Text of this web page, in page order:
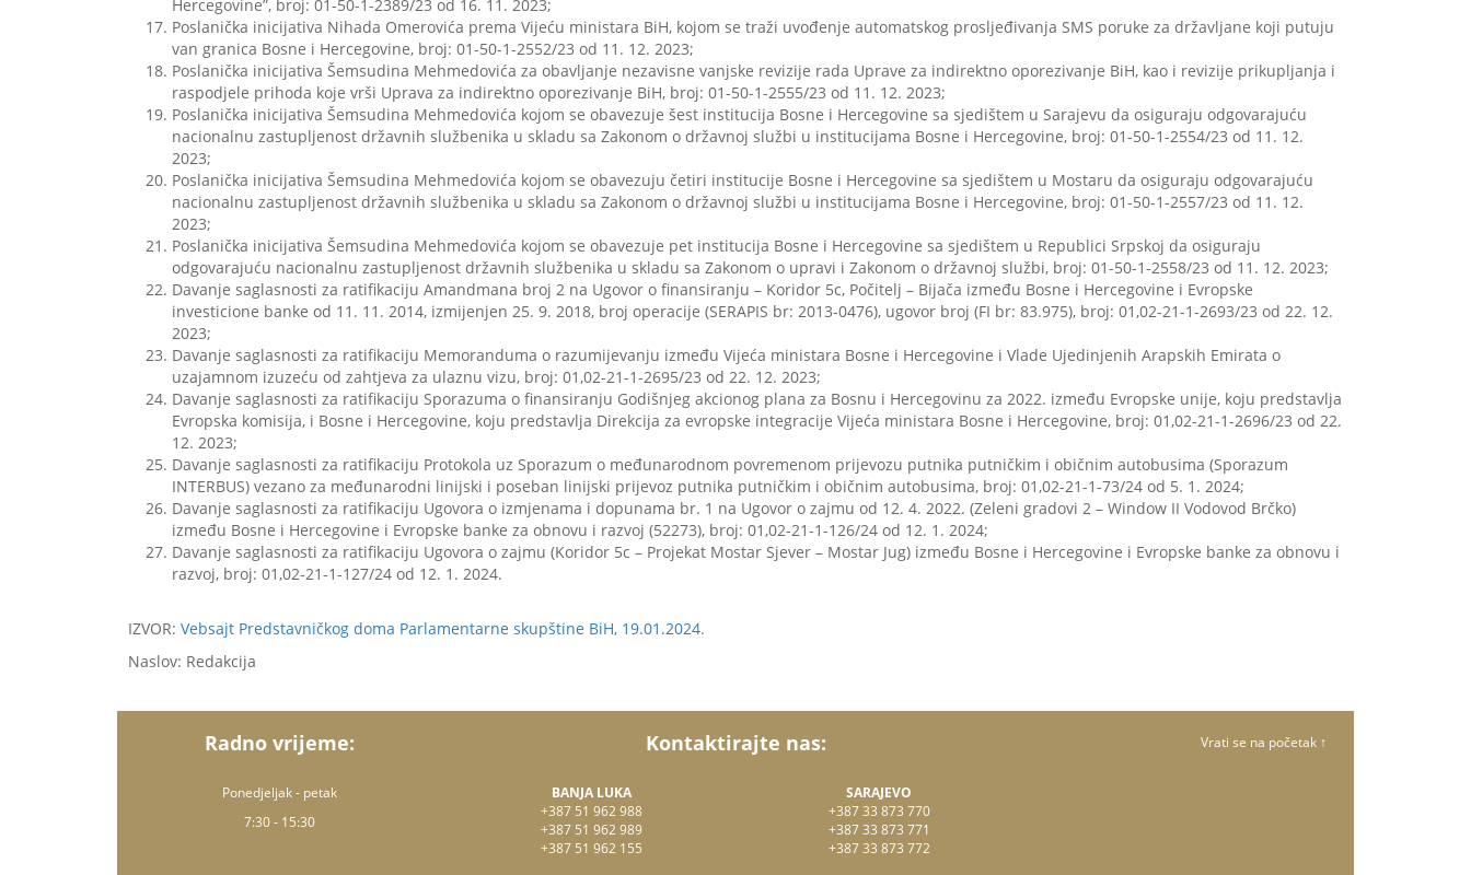
Hercegovine”, broj: 01-50-1-2389/23 od 16. 11. 2023;
Poslanička inicijativa Nihada Omerovića prema Vijeću ministara BiH, kojom se traži uvođenje automatskog prosljeđivanja SMS poruke za državljane koji putuju
van granica Bosne i Hercegovine, broj: 01-50-1-2552/23 od 11. 12. 2023;
Poslanička inicijativa Šemsudina Mehmedovića za obavljanje nezavisne vanjske revizije rada Uprave za indirektno oporezivanje BiH, kao i revizije prikupljanja i
raspodjele prihoda koje vrši Uprava za indirektno oporezivanje BiH, broj: 01-50-1-2555/23 od 11. 12. 2023;
Poslanička inicijativa Šemsudina Mehmedovića kojom se obavezuje šest institucija Bosne i Hercegovine sa sjedištem u Sarajevu da osiguraju odgovarajuću
nacionalnu zastupljenost državnih službenika u skladu sa Zakonom o državnoj službi u institucijama Bosne i Hercegovine, broj: 01-50-1-2554/23 od 11. 12.
2023;
Poslanička inicijativa Šemsudina Mehmedovića kojom se obavezuju četiri institucije Bosne i Hercegovine sa sjedištem u Mostaru da osiguraju odgovarajuću
nacionalnu zastupljenost državnih službenika u skladu sa Zakonom o državnoj službi u institucijama Bosne i Hercegovine, broj: 01-50-1-2557/23 od 11. 12.
2023;
Poslanička inicijativa Šemsudina Mehmedovića kojom se obavezuje pet institucija Bosne i Hercegovine sa sjedištem u Republici Srpskoj da osiguraju
odgovarajuću nacionalnu zastupljenost državnih službenika u skladu sa Zakonom o upravi i Zakonom o državnoj službi, broj: 01-50-1-2558/23 od 11. 12. 2023;
Davanje saglasnosti za ratifikaciju Amandmana broj 2 na Ugovor o finansiranju – Koridor 5c, Počitelj – Bijača između Bosne i Hercegovine i Evropske
investicione banke od 11. 11. 2014, izmijenjen 25. 9. 2018, broj operacije (SERAPIS br: 2013-0476), ugovor broj (FI br: 83.975), broj: 01,02-21-1-2693/23 od 22. 12.
2023;
Davanje saglasnosti za ratifikaciju Memoranduma o razumijevanju između Vijeća ministara Bosne i Hercegovine i Vlade Ujedinjenih Arapskih Emirata o
uzajamnom izuzeću od zahtjeva za ulaznu vizu, broj: 01,02-21-1-2695/23 od 22. 12. 2023;
Davanje saglasnosti za ratifikaciju Sporazuma o finansiranju Godišnjeg akcionog plana za Bosnu i Hercegovinu za 2022. između Evropske unije, koju predstavlja
Evropska komisija, i Bosne i Hercegovine, koju predstavlja Direkcija za evropske integracije Vijeća ministara Bosne i Hercegovine, broj: 01,02-21-1-2696/23 od 22.
12. 2023;
Davanje saglasnosti za ratifikaciju Protokola uz Sporazum o međunarodnom povremenom prijevozu putnika putničkim i običnim autobusima (Sporazum
INTERBUS) vezano za međunarodni linijski i poseban linijski prijevoz putnika putničkim i običnim autobusima, broj: 01,02-21-1-73/24 od 5. 1. 2024;
Davanje saglasnosti za ratifikaciju Ugovora o izmjenama i dopunama br. 1 na Ugovor o zajmu od 12. 4. 2022. (Zeleni gradovi 2 – Window II Vodovod Brčko)
između Bosne i Hercegovine i Evropske banke za obnovu i razvoj (52273), broj: 01,02-21-1-126/24 od 12. 1. 2024;
Davanje saglasnosti za ratifikaciju Ugovora o zajmu (Koridor 5c – Projekat Mostar Sjever – Mostar Jug) između Bosne i Hercegovine i Evropske banke za obnovu i
razvoj, broj: 01,02-21-1-127/24 od 12. 1. 2024.
IZVOR: Vebsajt Predstavničkog doma Parlamentarne skupštine BiH, 19.01.2024.
Naslov: Redakcija
Radno vrijeme:
Ponedjeljak - petak
7:30 - 15:30
Kontaktirajte nas:
BANJA LUKA
+387 51 962 988
+387 51 962 989
+387 51 962 155
SARAJEVO
+387 33 873 770
+387 33 873 771
+387 33 873 772
Vrati se na početak ↑